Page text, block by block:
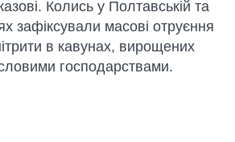
Колись у Полтавській та
зафіксували масові отруєння
в кавунах, вирощених
господарствами.